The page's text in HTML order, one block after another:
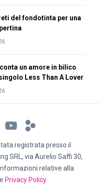
del fondotinta per una
un amore in bilico
Less Than A Lover
registrata presso il
SRL, via Aurelio Saffi 30,
relative alla
e Privacy Policy